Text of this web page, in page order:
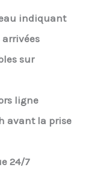
indiquant
sur
ligne
avant la prise
24/7